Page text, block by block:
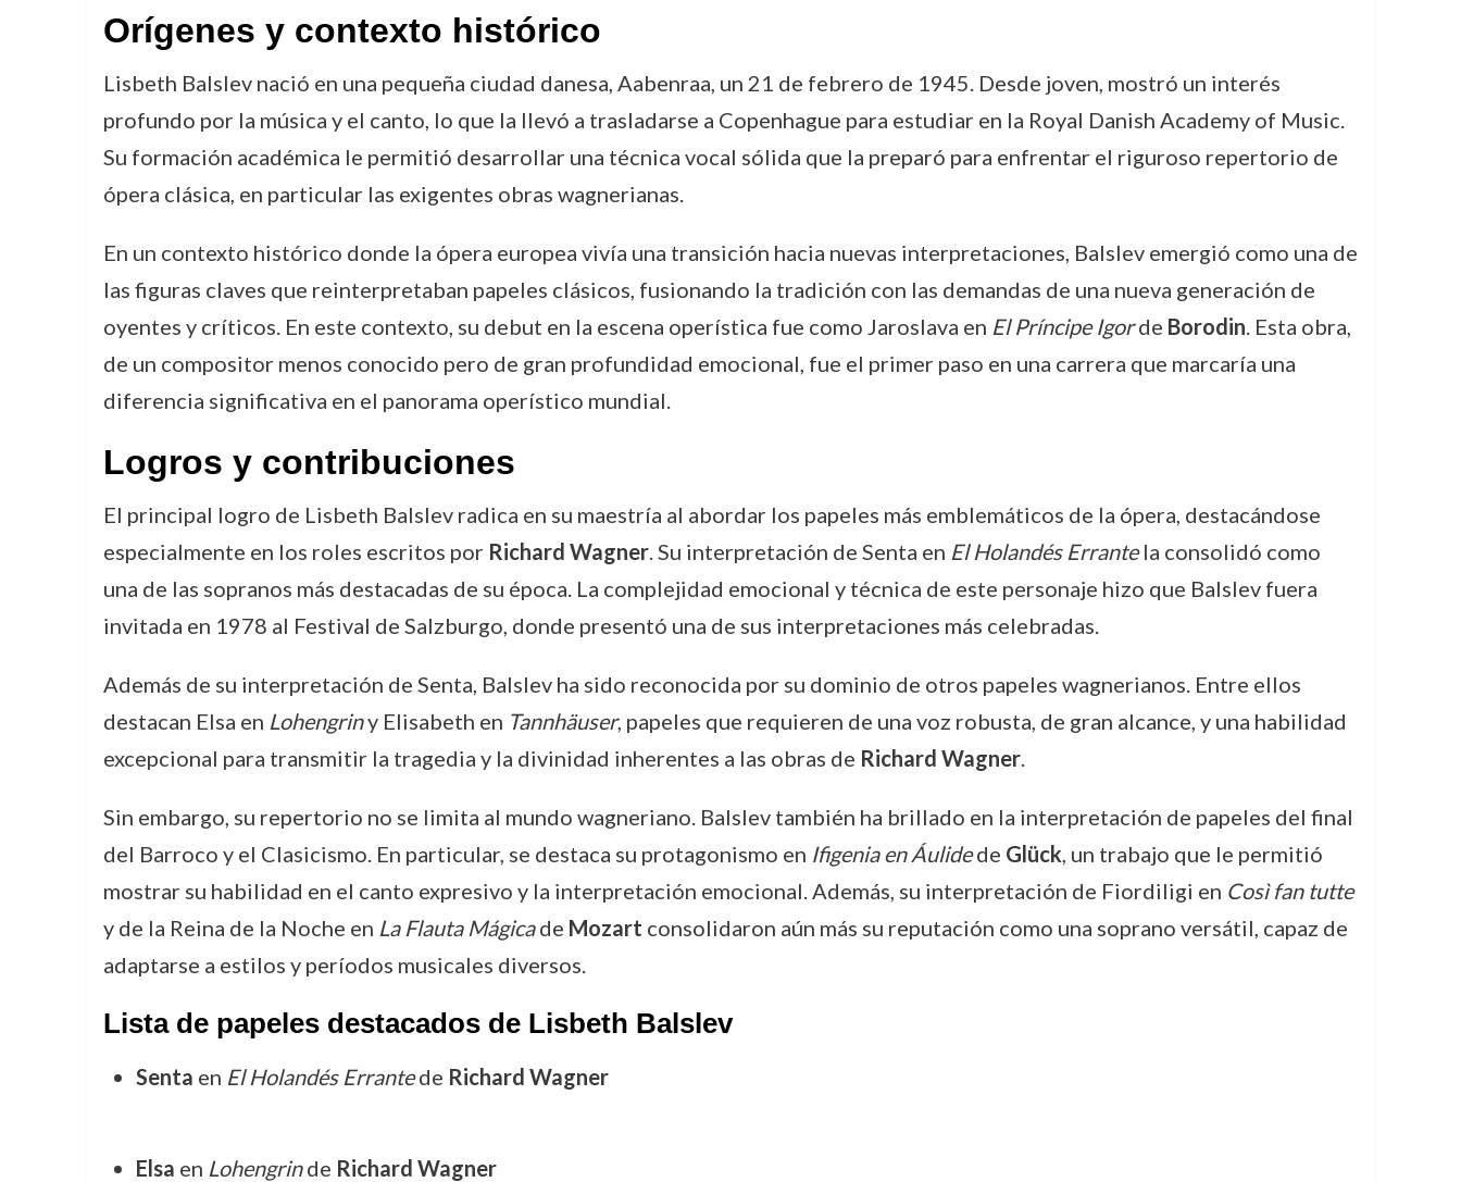
Orígenes y contexto histórico
Lisbeth Balslev nació en una pequeña ciudad danesa, Aabenraa, un 21 de febrero de 1945. Desde joven, mostró un interés
profundo por la música y el canto, lo que la llevó a trasladarse a Copenhague para estudiar en la Royal Danish Academy of Music.
Su formación académica le permitió desarrollar una técnica vocal sólida que la preparó para enfrentar el riguroso repertorio de
ópera clásica, en particular las exigentes obras wagnerianas.
En un contexto histórico donde la ópera europea vivía una transición hacia nuevas interpretaciones, Balslev emergió como una de
las figuras claves que reinterpretaban papeles clásicos, fusionando la tradición con las demandas de una nueva generación de
oyentes y críticos. En este contexto, su debut en la escena operística fue como Jaroslava en El Príncipe Igorde Borodin. Esta obra,
de un compositor menos conocido pero de gran profundidad emocional, fue el primer paso en una carrera que marcaría una
diferencia significativa en el panorama operístico mundial.
Logros y contribuciones
El principal logro de Lisbeth Balslev radica en su maestría al abordar los papeles más emblemáticos de la ópera, destacándose
especialmente en los roles escritos por Richard Wagner. Su interpretación de Senta en El Holandés Errantela consolidó como
una de las sopranos más destacadas de su época. La complejidad emocional y técnica de este personaje hizo que Balslev fuera
invitada en 1978 al Festival de Salzburgo, donde presentó una de sus interpretaciones más celebradas.
Además de su interpretación de Senta, Balslev ha sido reconocida por su dominio de otros papeles wagnerianos. Entre ellos
destacan Elsa en Lohengriny Elisabeth en Tannhäuser, papeles que requieren de una voz robusta, de gran alcance, y una habilidad
excepcional para transmitir la tragedia y la divinidad inherentes a las obras de Richard Wagner.
Sin embargo, su repertorio no se limita al mundo wagneriano. Balslev también ha brillado en la interpretación de papeles del final
del Barroco y el Clasicismo. En particular, se destaca su protagonismo en Ifigenia en Áulidede Glück, un trabajo que le permitió
mostrar su habilidad en el canto expresivo y la interpretación emocional. Además, su interpretación de Fiordiligi en Così fan tutte
y de la Reina de la Noche en La Flauta Mágicade Mozart consolidaron aún más su reputación como una soprano versátil, capaz de
adaptarse a estilos y períodos musicales diversos.
Lista de papeles destacados de Lisbeth Balslev
Senta en El Holandés Errantede Richard Wagner
Elsa en Lohengrinde Richard Wagner